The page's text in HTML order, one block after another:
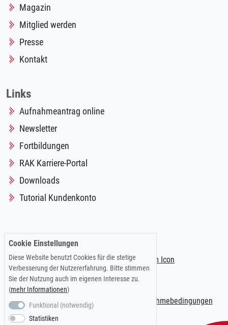
Magazin
Mitglied werden
Presse
Kontakt
Links
Aufnahmeantrag online
Newsletter
Fortbildungen
RAK Karriere-Portal
Downloads
Tutorial Kundenkonto
Impressum |Datenschutzerklärung Teilnahmebedingungen
Cookie Einstellungen
Diese Website benutzt Cookies für die stetige
Verbesserung der Nutzererfahrung. Bitte stimmen
Sie der Nutzung auch im eigenen Interesse zu.
(mehr Informationen)
Funktional (notwendig)
Statistiken